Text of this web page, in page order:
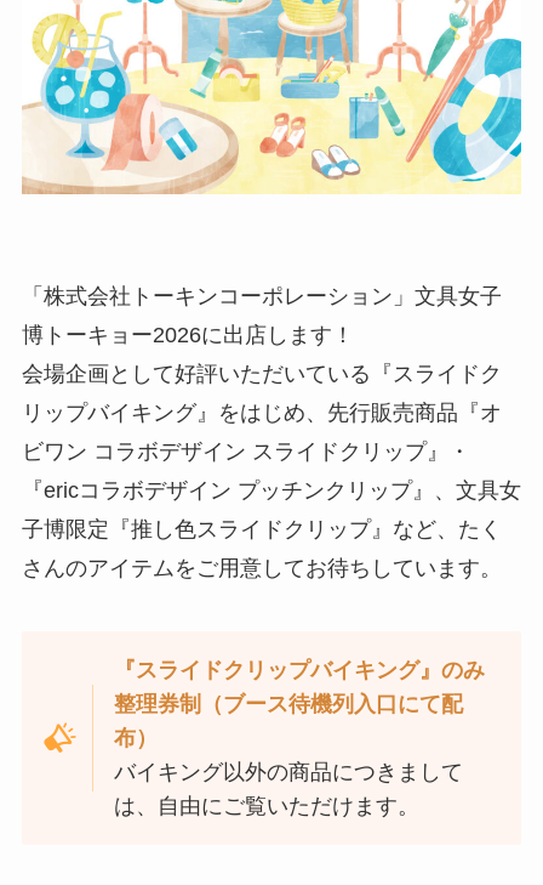
「株式会社トーキンコーポレーション」文具女子
博トーキョー2026に出店します！
会場企画として好評いただいている『スライドク
リップバイキング』をはじめ、先行販売商品『オ
ビワン コラボデザイン スライドクリップ』・
『ericコラボデザイン プッチンクリップ』、文具女
子博限定『推し色スライドクリップ』など、たく
さんのアイテムをご用意してお待ちしています。
『スライドクリップバイキング』のみ
整理券制（ブース待機列入口にて配
布）
バイキング以外の商品につきまして
は、自由にご覧いただけます。